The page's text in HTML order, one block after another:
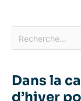
Dans la
d’hiver